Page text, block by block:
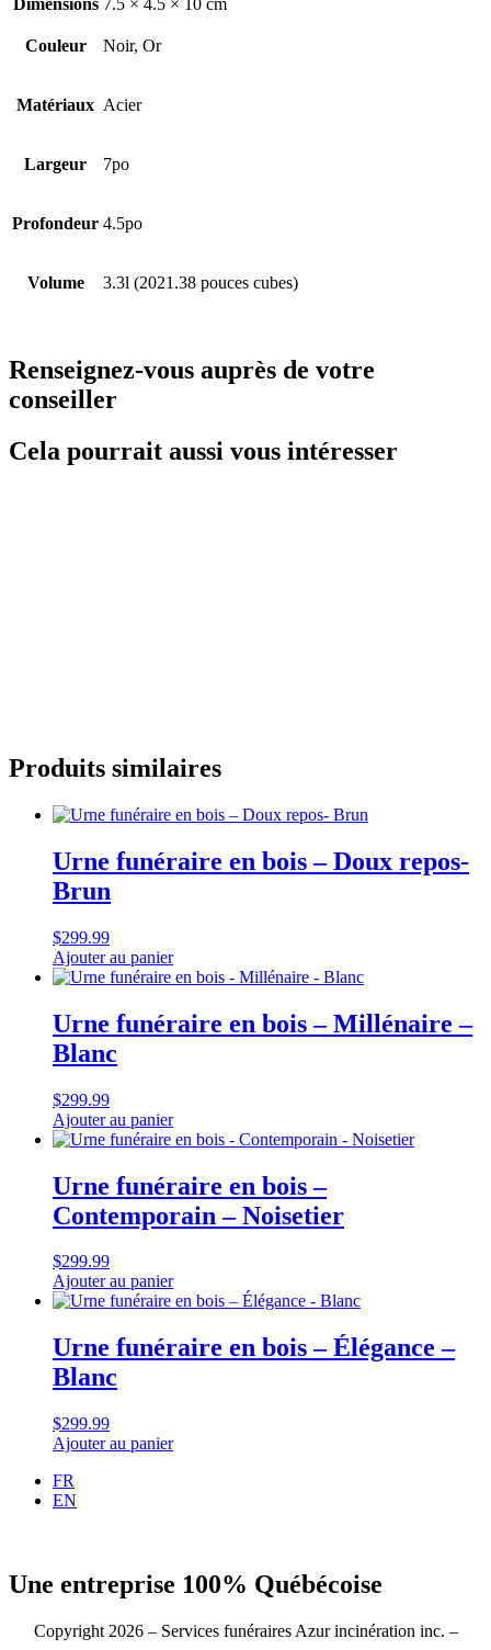
Dimensions 7.5 × 4.5 × 10 cm
Couleur Noir, Or
Matériaux Acier
Largeur 7po
Profondeur 4.5po
Volume 3.3l (2021.38 pouces cubes)
Renseignez-vous auprès de votre
conseiller
Cela pourrait aussi vous intéresser
Produits similaires
Urne funéraire en bois – Doux repos-
Brun
$299.99
Ajouter au panier
Urne funéraire en bois – Millénaire –
Blanc
$299.99
Ajouter au panier
Urne funéraire en bois –
Contemporain – Noisetier
$299.99
Ajouter au panier
Urne funéraire en bois – Élégance –
Blanc
$299.99
Ajouter au panier
FR
EN
Une entreprise 100% Québécoise
Copyright 2026 – Services funéraires Azur incinération inc. –